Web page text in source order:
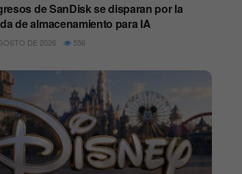
de SanDisk se disparan por la
de almacenamiento para IA
DE 2026 556